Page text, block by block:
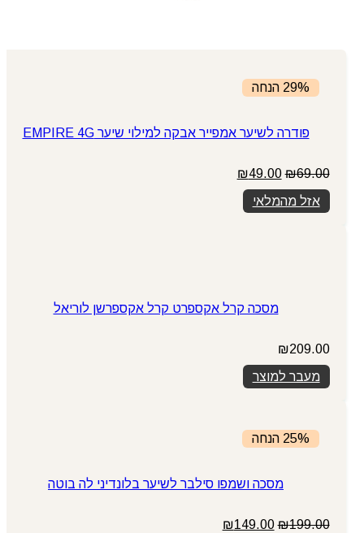
29% הנחה
פודרה לשיער אמפייר אבקה למילוי שיער EMPIRE 4G
₪69.00
המחיר
המקורי
היה:
₪69.00.
₪49.00
אזל מהמלאי
מסכה קרל אקספרט קרל אקספרשן לוריאל
₪209.00
מעבר למוצר
25% הנחה
מסכה ושמפו סילבר לשיער בלונדיני לה בוטה
₪199.00
המחיר
₪149.00